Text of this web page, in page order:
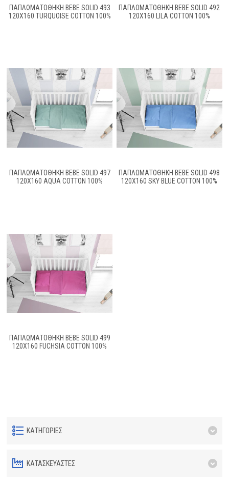
ΠΑΠΛΩΜΑΤΟΘΗΚΗ BEBE SOLID 493
120Χ160 TURQUOISE COTTON 100%
ΠΑΠΛΩΜΑΤΟΘΗΚΗ BEBE SOLID 492
120Χ160 LILA COTTON 100%
ΠΑΠΛΩΜΑΤΟΘΗΚΗ BEBE SOLID 497
120X160 AQUA COTTON 100%
ΠΑΠΛΩΜΑΤΟΘΗΚΗ BEBE SOLID 498
120X160 SKY BLUE COTTON 100%
ΠΑΠΛΩΜΑΤΟΘΗΚΗ BEBE SOLID 499
120Χ160 FUCHSIA COTTON 100%
ΚΑΤΗΓΟΡΊΕΣ
ΚΑΤΑΣΚΕΥΑΣΤΈΣ